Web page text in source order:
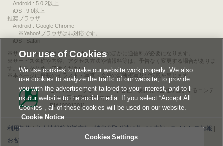
Android : 5.0.2以上
iOS : 9.0以上
推奨ブラウザ
Android : Google Chrome
※Yahoo!ブラウザは非対応です。
iOS : Safari
サービスをご利用されるには、情報料のほかに通信料が必要になります。
サービス名称や内容、アクセス方法や情報料等は、予告なく変更する場合がありま
す。あらかじめご了承ください。
本ページに掲載のイラスト・写真・文章の無断複写及び転載を禁じます。
このエルマークは、レコード会社・映像製作会社が提供するコンテ
ンツを示す登録商標です。
RIAJ00013011
利用規約|個人情報等保護方針|特定商取引法に基づく表記|ライセンス情報
お客様情報の外部送信について|Cookies Settings
Our use of Cookies
We use cookies to make our website work properly. We also
use cookies to analyze the traffic of our website, to provide
you with the advertisement tailored to your interest, and to li
nk our website to the social media. If you select “Accept All
Cookies”, all of these cookies will be used on our website.
Cookie Notice
Cookies Settings